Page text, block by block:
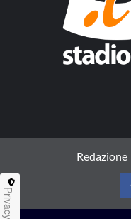
Redazione
Privacy